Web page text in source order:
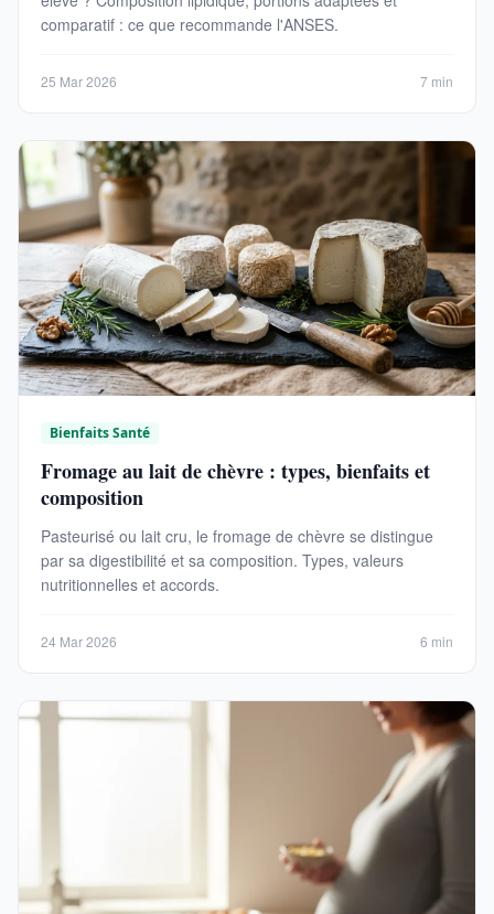
comparatif : ce que recommande l'ANSES.
25 Mar 2026 7 min
Bienfaits Santé
Fromage au lait de chèvre : types, bienfaits et
composition
Pasteurisé ou lait cru, le fromage de chèvre se distingue
par sa digestibilité et sa composition. Types, valeurs
nutritionnelles et accords.
24 Mar 2026 6 min